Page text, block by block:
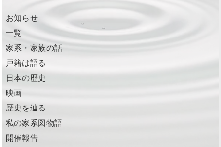
お知らせ
一覧
家系・家族の話
戸籍は語る
日本の歴史
映画
歴史を辿る
私の家系図物語
開催報告